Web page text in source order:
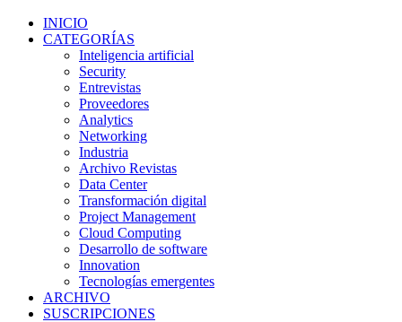
INICIO
CATEGORÍAS
Inteligencia artificial
Security
Entrevistas
Proveedores
Analytics
Networking
Industria
Archivo Revistas
Data Center
Transformación digital
Project Management
Cloud Computing
Desarrollo de software
Innovation
Tecnologías emergentes
ARCHIVO
SUSCRIPCIONES